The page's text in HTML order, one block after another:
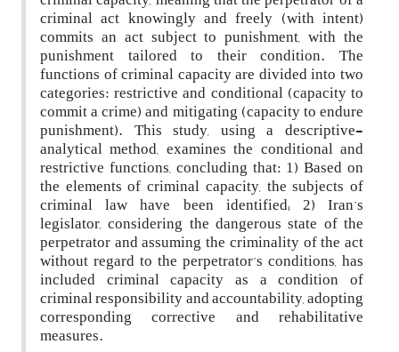
criminal act knowingly and freely (with intent)
commits an act subject to punishment, with the
punishment tailored to their condition. The
functions of criminal capacity are divided into two
categories: restrictive and conditional (capacity to
commit a crime) and mitigating (capacity to endure
punishment). This study, using a descriptive-
analytical method, examines the conditional and
restrictive functions, concluding that: 1) Based on
the elements of criminal capacity, the subjects of
criminal law have been identified; 2) Iran’s
legislator, considering the dangerous state of the
perpetrator and assuming the criminality of the act
without regard to the perpetrator’s conditions, has
included criminal capacity as a condition of
criminal responsibility and accountability, adopting
corresponding corrective and rehabilitative
measures.